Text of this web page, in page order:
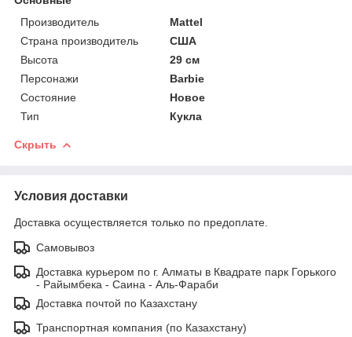
Производитель
Mattel
Страна производитель
США
Высота
29 см
Персонажи
Barbie
Состояние
Новое
Тип
Кукла
Скрыть
Условия доставки
Доставка осуществляется только по предоплате.
Самовывоз
Доставка курьером по г. Алматы в Квадрате парк Горького
- Райымбека - Саина - Аль-Фараби
Доставка почтой по Казахстану
Транспортная компания (по Казахстану)